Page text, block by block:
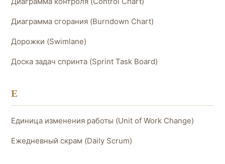
Диаграмма сгорания (Burndown Chart)
Дорожки (Swimlane)
Доска задач спринта (Sprint Task Board)
Е
Единица изменения работы (Unit of Work Change)
Ежедневный скрам (Daily Scrum)